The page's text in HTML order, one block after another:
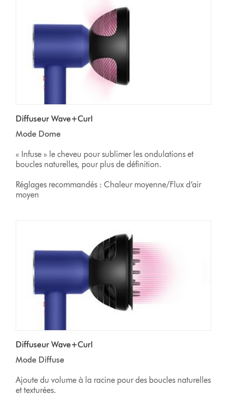
Diffuseur Wave+Curl
Mode Dome
« Infuse » le cheveu pour sublimer les ondulations et
boucles naturelles, pour plus de définition.
Réglages recommandés : Chaleur moyenne/Flux d’air
moyen
Diffuseur Wave+Curl
Mode Diffuse
Ajoute du volume à la racine pour des boucles naturelles
et texturées.